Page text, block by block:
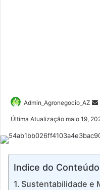
Admin_Agronegocio_AZ
Última Atualização maio 19,
Indice do Conteúdo
Sustentabilidade e